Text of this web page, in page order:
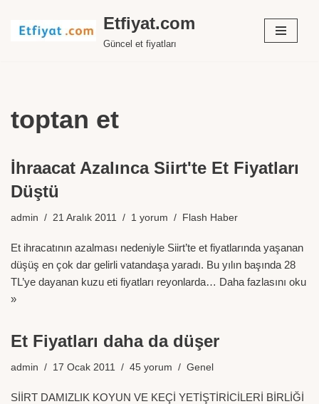
İçeriğe
Etfiyat.com
Güncel et fiyatları
toptan et
İhraacat Azalınca Siirt'te Et Fiyatları
Düştü
admin 21 Aralık 2011 1 yorum Flash Haber
Et ihracatının azalması nedeniyle Siirt’te et fiyatlarında yaşanan
düşüş en çok dar gelirli vatandaşa yaradı. Bu yılın başında 28
TL’ye dayanan kuzu eti fiyatları reyonlarda… Daha fazlasını oku
»
Et Fiyatları daha da düşer
admin 17 Ocak 2011 45 yorum Genel
SİİRT DAMIZLIK KOYUN VE KEÇİ YETİŞTİRİCİLERİ BİRLİĞİ